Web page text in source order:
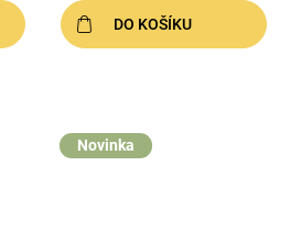
DO KOŠÍKU
Novinka